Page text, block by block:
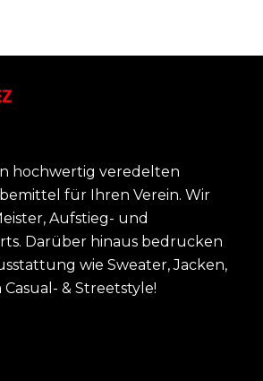
hochwertig veredelten
für Ihren Verein. Wir
Aufstieg- und
Darüber hinaus bedrucken
wie Sweater, Jacken,
Casual- & Streetstyle!